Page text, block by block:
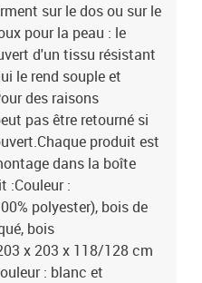
sur le dos ou sur le
pour la peau : le
d'un tissu résistant
le rend souple et
des raisons
pas être retourné si
produit est
dans la boîte
:Couleur :
polyester), bois de
bois
x 203 x 118/128 cm
: blanc et